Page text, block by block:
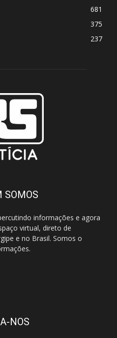
681
375
237
SOMOS
informações e agora
virtual, direto de
e no Brasil. Somos o
NOS